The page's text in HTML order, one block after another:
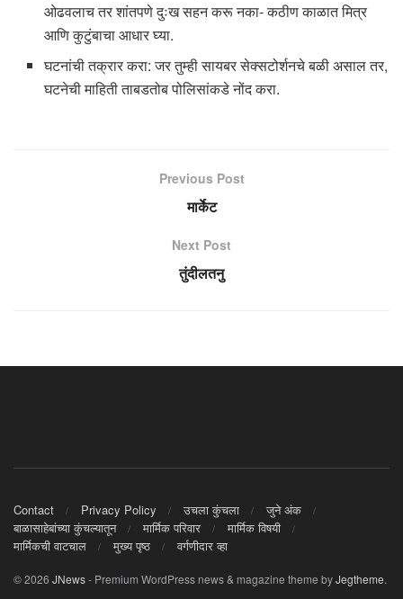
ओढवलाच तर शांतपणे दुःख सहन करू नका- कठीण काळात मित्र
आणि कुटुंबाचा आधार घ्या.
घटनांची तक्रार करा: जर तुम्ही सायबर सेक्सटोर्शनचे बळी असाल तर,
घटनेची माहिती ताबडतोब पोलिसांकडे नोंद करा.
Previous Post
मार्केट
Next Post
तुंदीलतनु
Contact Privacy Policy उचला कुंचला
जुने अंक
बाळासाहेबांच्या कुंचल्यातून
मार्मिक परिवार
मार्मिक विषयी
मार्मिकची वाटचाल
मुख्य पृष्ठ वर्गणीदार व्हा
© 2026 JNews- Premium WordPress news & magazine theme byJegtheme.